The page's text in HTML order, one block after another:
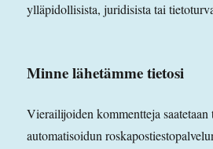
ylläpidollisista, juridisista tai
Minne lähetämme tietosi
Vierailijoiden kommentteja saatetaan
automatisoidun